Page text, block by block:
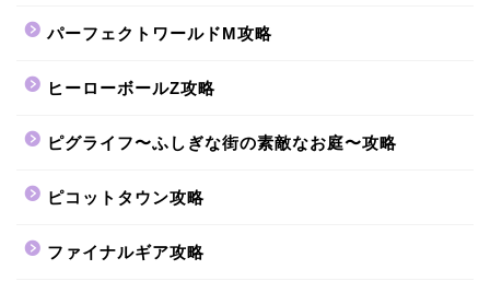
パーフェクトワールドM攻略
ヒーローボールZ攻略
ピグライフ〜ふしぎな街の素敵なお庭〜攻略
ピコットタウン攻略
ファイナルギア攻略